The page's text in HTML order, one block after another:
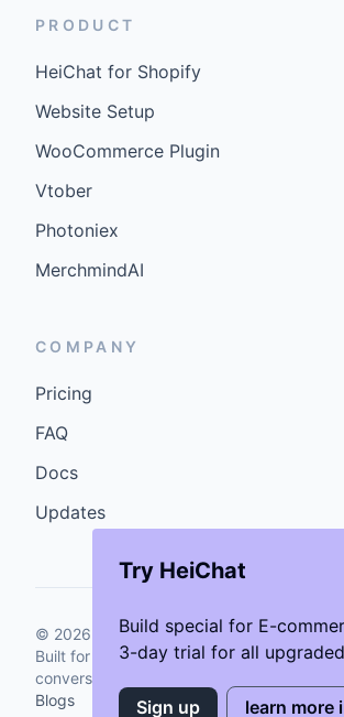
Try HeiChat
Build special for E-
3-day trial for all
Sign up learn more
PRODUCT
HeiChat for Shopify
Website Setup
WooCommerce Plugin
Vtober
Photoniex
MerchmindAI
COMPANY
Pricing
FAQ
Docs
Updates
© 2026 GenCybers Inc. All rights reserved.
Built for storefronts that want faster
conversions.
Blogs